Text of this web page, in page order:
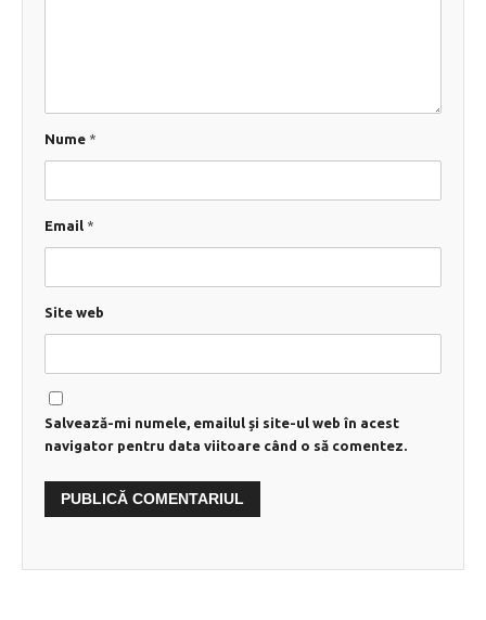
Nume *
Email *
Site web
Salvează-mi numele, emailul și site-ul web în acest
navigator pentru data viitoare când o să comentez.